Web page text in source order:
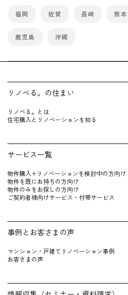
福岡 佐賀 長崎 熊本
鹿児島 沖縄
リノベる。の住まい
リノベる。とは
住宅購入とリノベーションを知る
サービス一覧
物件購入+リノベーションを検 討中の方向け
物件を既にお持 ちの方向け
物件のみをお探しの方向け
ご契約者様向けサービス・付帯サービス
事例とお客さまの声
マンション・戸建てリノベーション事例
お客さまの声